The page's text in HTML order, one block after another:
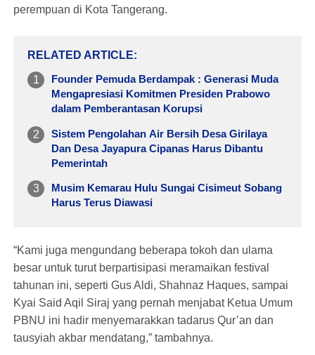
perempuan di Kota Tangerang.
RELATED ARTICLE
Founder Pemuda Berdampak : Generasi Muda
Mengapresiasi Komitmen Presiden Prabowo
dalam Pemberantasan Korupsi
Sistem Pengolahan Air Bersih Desa Girilaya
Dan Desa Jayapura Cipanas Harus Dibantu
Pemerintah
Musim Kemarau Hulu Sungai Cisimeut Sobang
Harus Terus Diawasi
“Kami juga mengundang beberapa tokoh dan ulama
besar untuk turut berpartisipasi meramaikan festival
tahunan ini, seperti Gus Aldi, Shahnaz Haques, sampai
Kyai Said Aqil Siraj yang pernah menjabat Ketua Umum
PBNU ini hadir menyemarakkan tadarus Qur’an dan
tausyiah akbar mendatang,” tambahnya.